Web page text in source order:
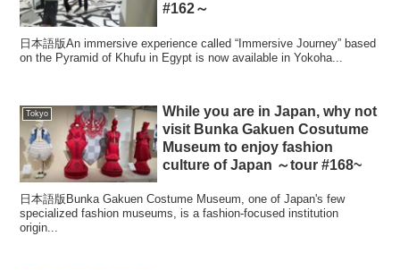
#162～
日本語版An immersive experience called “Immersive Journey” based
on the Pyramid of Khufu in Egypt is now available in Yokoha...
Tokyo
While you are in Japan, why not
visit Bunka Gakuen Cosutume
Museum to enjoy fashion
culture of Japan ～tour #168~
日本語版Bunka Gakuen Costume Museum, one of Japan's few
specialized fashion museums, is a fashion-focused institution
origin...